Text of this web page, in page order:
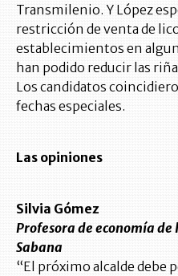
Transmilenio. Y López
restricción de venta de
establecimientos en
han podido reducir las
Los candidatos
fechas especiales.
Las opiniones
Silvia Gómez
Profesora de economía
Sabana
“El próximo alcalde debe